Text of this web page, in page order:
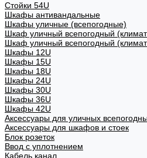
Стойки 54U
Шкафы антивандальные
Шкафы уличные (всепогодные)
Шкаф уличный всепогодный
Шкаф уличный всепогодный
Шкафы 12U
Шкафы 15U
Шкафы 18U
Шкафы 24U
Шкафы 30U
Шкафы 36U
Шкафы 42U
Аксессуары для уличных
Аксессуары для шкафов и стоек
Блок розеток
Ввод с уплотнением
Кабель канал